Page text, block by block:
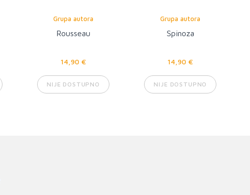
Grupa autora
Rousseau
14,90 €
NIJE DOSTUPNO
Grupa autora
Spinoza
14,90 €
NIJE DOSTUPNO